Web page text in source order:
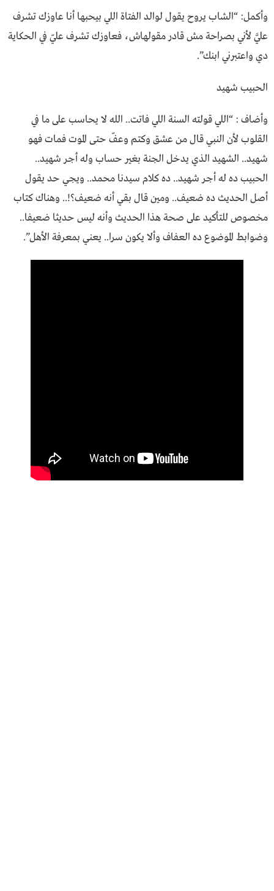
وأكمل: “الشاب يروح يقول لوالد الفتاة اللي بيحبها أنا عاوزك تشرف
عليَّ لأني بصراحة مش قادر مقولهاش، فعاوزك تشرف عليّ في الحكاية
دي واعتبرني ابنك”.
الحبيب شهيد
وأضاف : “اللي قولته السنة اللي فاتت.. الله لا يحاسب على ما في
القلوب لأن النبي قال من عشق وكتم وعفّ حتى الموت فمات فهو
شهيد.. الشهيد الذي يدخل الجنة بغير حساب وله أجر شهيد..
الحبيب ده له أجر شهيد.. ده كلام سيدنا محمد.. ويجي حد يقول
أصل الحديث ده ضعيف.. ومين قال بقي أنه ضعيف؟!.. وهناك كتاب
مخصوص للتأكيد على صحة هذا الحديث وأنه ليس حديثا ضعيفا..
وضوابط الموضوع ده العفاف وألا يكون سرا.. يعني بمعرفة الأهل”.